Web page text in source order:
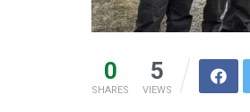
0
SHARES
5
VIEWS